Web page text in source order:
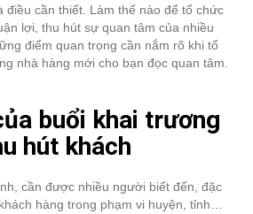
điều cần thiết. Làm thế nào để tổ chức
lợi, thu hút sự quan tâm của nhiều
điểm quan trọng cần nắm rõ khi tổ
nhà hàng mới cho bạn đọc quan tâm.
buổi khai trương
hút khách
cần được nhiều người biết đến, đặc
hàng trong phạm vi huyện, tỉnh…